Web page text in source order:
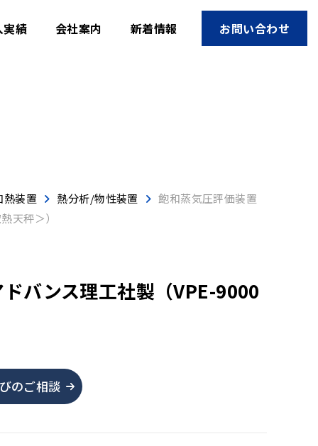
実績 会社案内 新着情報 お問い合わせ
熱装置 熱分析/物性装置
飽和蒸気圧評価装置
天秤＞）
バンス理工社製（VPE-9000
のご相談